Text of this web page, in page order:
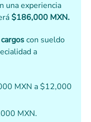
una experiencia
$186,000 MXN.
con sueldo
a
MXN a $12,000
MXN.